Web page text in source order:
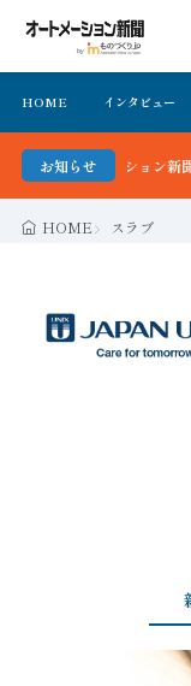
HOME インタビュー
お知らせ
ートメーション新聞 最
HOME スラブ